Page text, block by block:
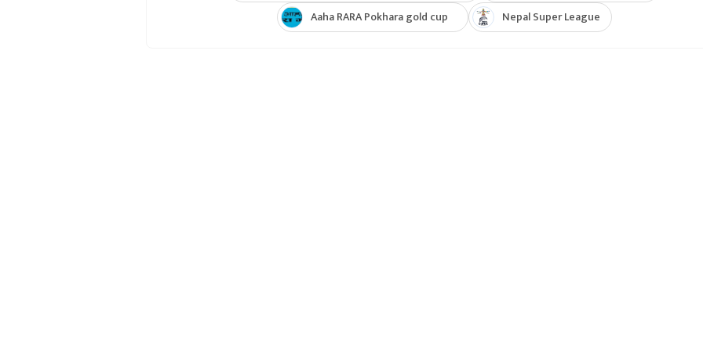
Aaha RARA Pokhara gold cup
Nepal Super League